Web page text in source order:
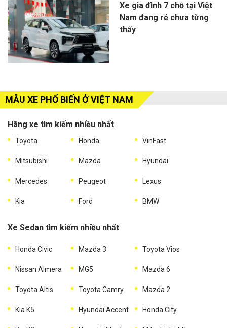
Xe gia đình 7 chỗ tại Việt
Nam đang rẻ chưa từng
thấy
MẪU XE PHỔ BIẾN Ở VIỆT NAM
Hãng xe tìm kiếm nhiều nhất
Toyota Honda VinFast
Mitsubishi Mazda Hyundai
Mercedes Peugeot Lexus
Kia Ford BMW
Xe Sedan tìm kiếm nhiều nhất
Honda Civic Mazda 3 Toyota Vios
Nissan Almera MG5 Mazda 6
Toyota Altis Toyota Camry Mazda 2
Kia K5 Hyundai Accent Honda City